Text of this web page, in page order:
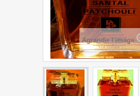
Agrandir l'image